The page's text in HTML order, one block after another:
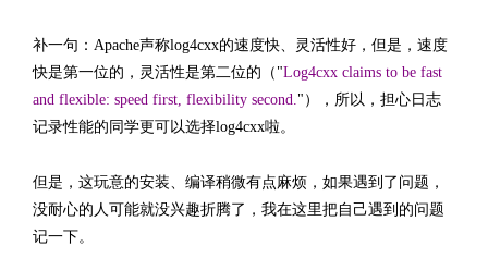
补一句：Apache声称log4cxx的速度快、灵活性好，但是，速度
快是第一位的，灵活性是第二位的（"Log4cxx claims to be fast
and flexible: speed first, flexibility second."），所以，担心日志
记录性能的同学更可以选择log4cxx啦。
但是，这玩意的安装、编译稍微有点麻烦，如果遇到了问题，
没耐心的人可能就没兴趣折腾了，我在这里把自己遇到的问题
记一下。